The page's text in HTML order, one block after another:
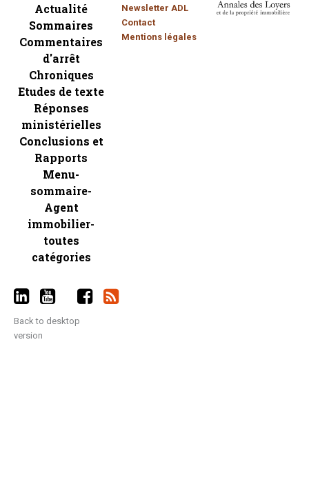
Actualité
Sommaires
Commentaires
d'arrêt
Chroniques
Etudes de texte
Réponses
ministérielles
Conclusions et
Rapports
Menu-
sommaire-
Agent
immobilier-
toutes
catégories
Newsletter ADL
Contact
Mentions légales
Back to desktop
version